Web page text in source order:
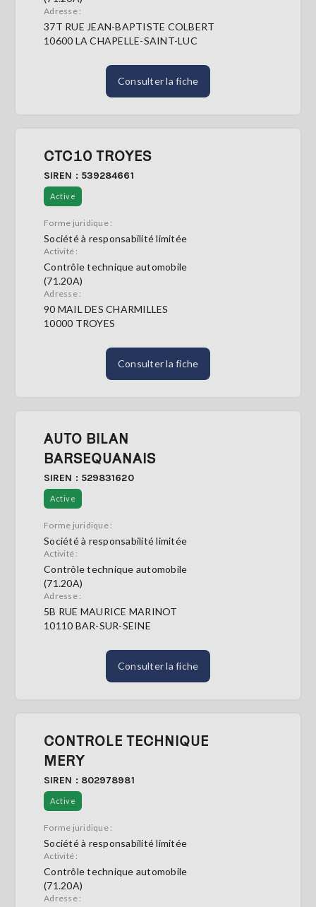
Adresse :
37T RUE JEAN-BAPTISTE COLBERT
10600 LA CHAPELLE-SAINT-LUC
Consulter la fiche
CTC10 TROYES
SIREN : 539284661
Active
Forme juridique :
Société à responsabilité limitée
Activité :
Contrôle technique automobile
(71.20A)
Adresse :
90 MAIL DES CHARMILLES
10000 TROYES
Consulter la fiche
AUTO BILAN
BARSEQUANAIS
SIREN : 529831620
Active
Forme juridique :
Société à responsabilité limitée
Activité :
Contrôle technique automobile
(71.20A)
Adresse :
5B RUE MAURICE MARINOT
10110 BAR-SUR-SEINE
Consulter la fiche
CONTROLE TECHNIQUE
MERY
SIREN : 802978981
Active
Forme juridique :
Société à responsabilité limitée
Activité :
Contrôle technique automobile
(71.20A)
Adresse :